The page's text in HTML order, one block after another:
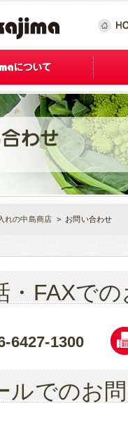
れの中島商店 > お問い合わせ
・FAXで
6427-1300
ルでのお